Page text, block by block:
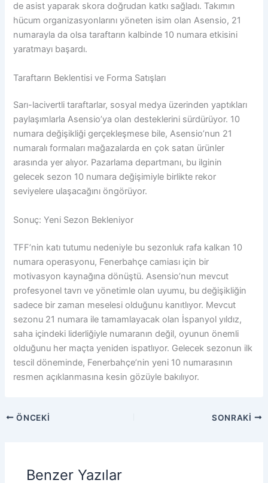
de asist yaparak skora doğrudan katkı sağladı. Takımın
hücum organizasyonlarını yöneten isim olan Asensio, 21
numarayla da olsa taraftarın kalbinde 10 numara etkisini
yaratmayı başardı.
Taraftarın Beklentisi ve Forma Satışları
Sarı-lacivertli taraftarlar, sosyal medya üzerinden yaptıkları
paylaşımlarla Asensio’ya olan desteklerini sürdürüyor. 10
numara değişikliği gerçekleşmese bile, Asensio’nun 21
numaralı formaları mağazalarda en çok satan ürünler
arasında yer alıyor. Pazarlama departmanı, bu ilginin
gelecek sezon 10 numara değişimiyle birlikte rekor
seviyelere ulaşacağını öngörüyor.
Sonuç: Yeni Sezon Bekleniyor
TFF’nin katı tutumu nedeniyle bu sezonluk rafa kalkan 10
numara operasyonu, Fenerbahçe camiası için bir
motivasyon kaynağına dönüştü. Asensio’nun mevcut
profesyonel tavrı ve yönetimle olan uyumu, bu değişikliğin
sadece bir zaman meselesi olduğunu kanıtlıyor. Mevcut
sezonu 21 numara ile tamamlayacak olan İspanyol yıldız,
saha içindeki liderliğiyle numaranın değil, oyunun önemli
olduğunu her maçta yeniden ispatlıyor. Gelecek sezonun ilk
tescil döneminde, Fenerbahçe’nin yeni 10 numarasının
resmen açıklanmasına kesin gözüyle bakılıyor.
ÖNCEKI SONRAKI
Benzer Yazılar